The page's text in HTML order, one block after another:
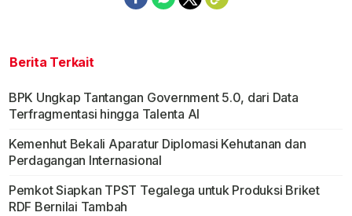
Berita Terkait
BPK Ungkap Tantangan Government 5.0, dari Data
Terfragmentasi hingga Talenta AI
Kemenhut Bekali Aparatur Diplomasi Kehutanan dan
Perdagangan Internasional
Pemkot Siapkan TPST Tegalega untuk Produksi Briket
RDF Bernilai Tambah